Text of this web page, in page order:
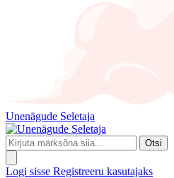
Unenägude Seletaja
Otsi
Logi sisse Registreeru kasutajaks